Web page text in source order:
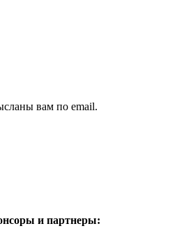
вам по email.
и партнеры: